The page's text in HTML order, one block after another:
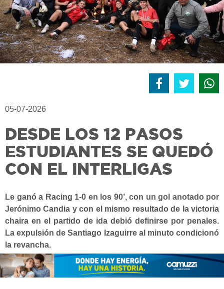
05-07-2026
DESDE LOS 12 PASOS
ESTUDIANTES SE QUEDÓ
CON EL INTERLIGAS
Le ganó a Racing 1-0 en los 90’, con un gol anotado por
Jerónimo Candia y con el mismo resultado de la victoria
chaira en el partido de ida debió definirse por penales.
La expulsión de Santiago Izaguirre al minuto condicionó
la revancha.